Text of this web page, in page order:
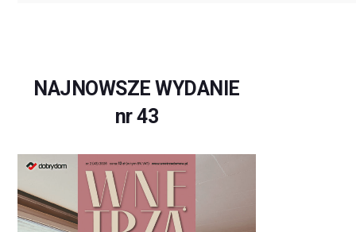
NAJNOWSZE WYDANIE
nr 43